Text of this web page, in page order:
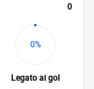
0
0%
Legato ai gol